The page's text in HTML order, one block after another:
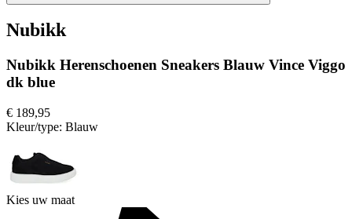
Nubikk
Nubikk Herenschoenen Sneakers Blauw Vince Viggo
dk blue
€ 189,95
Kleur/type: Blauw
Kies uw maat